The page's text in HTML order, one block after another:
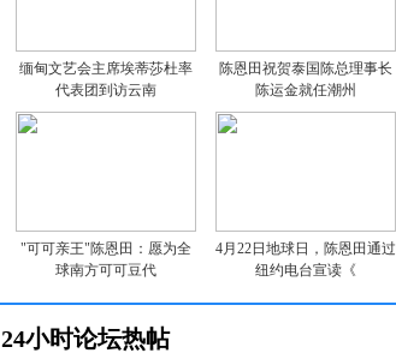
缅甸文艺会主席埃蒂莎杜率
代表团到访云南
陈恩田祝贺泰国陈总理事长
陈运金就任潮州
"可可亲王"陈恩田：愿为全
球南方可可豆代
4月22日地球日，陈恩田通过
纽约电台宣读《
24小时论坛热帖